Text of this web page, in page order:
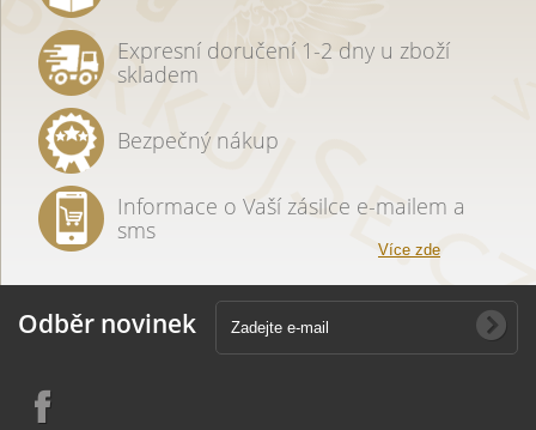
Expresní doručení 1-2 dny u zboží
skladem
Bezpečný nákup
Informace o Vaší zásilce e-mailem a
sms
Více zde
Odběr novinek